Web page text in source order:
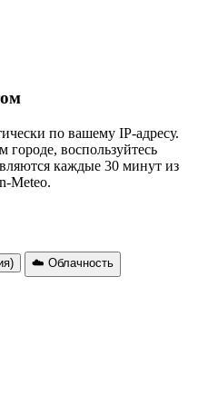
по вашему IP-адресу.
городе, воспользуйтесь
каждые 30 минут из
Meteo.
☁️ Облачность